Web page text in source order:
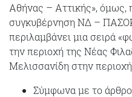
Αθήνας – Αττικής», όμως,
συγκυβέρνηση ΝΔ – ΠΑΣΟΚ
περιλαμβάνει μια σειρά
την περιοχή της Νέας
Μελισσανίδη στην
Σύμφωνα με το